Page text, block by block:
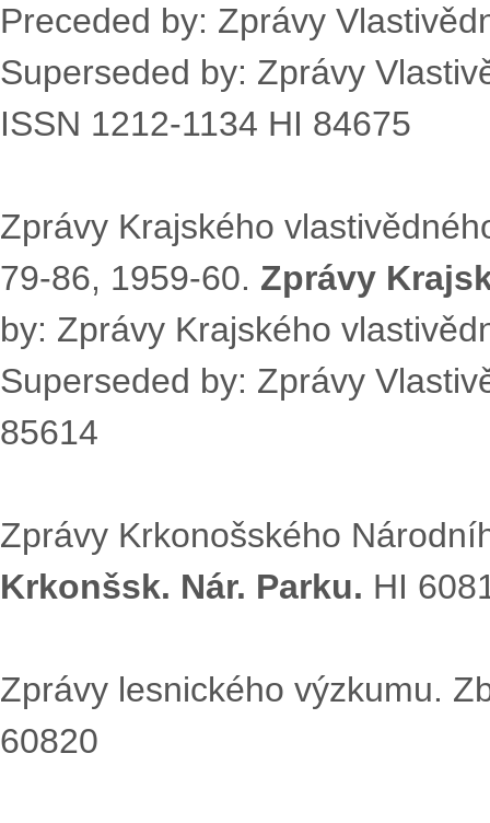
Preceded by: Zprávy
Superseded by: Zprávy
ISSN 1212-1134 HI 84675
Zprávy Krajského
79-86, 1959-60. Zprávy
by: Zprávy Krajského
Superseded by: Zprávy
85614
Zprávy Krkonošského
Krkonšsk. Nár. Parku. HI
Zprávy lesnického výzkumu.
60820